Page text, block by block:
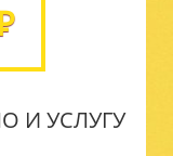
И УСЛУГУ